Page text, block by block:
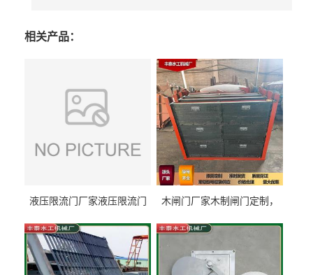
相关产品：
液压限流门厂家液压限流门
泰制造
木闸门厂家木制闸门定制，
型号齐全